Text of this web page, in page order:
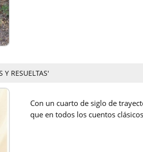
Y RESUELTAS'
Con un cuarto de siglo de
que en todos los cuentos